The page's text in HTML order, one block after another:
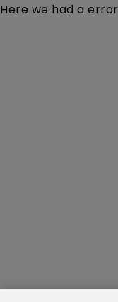
Here we had a error